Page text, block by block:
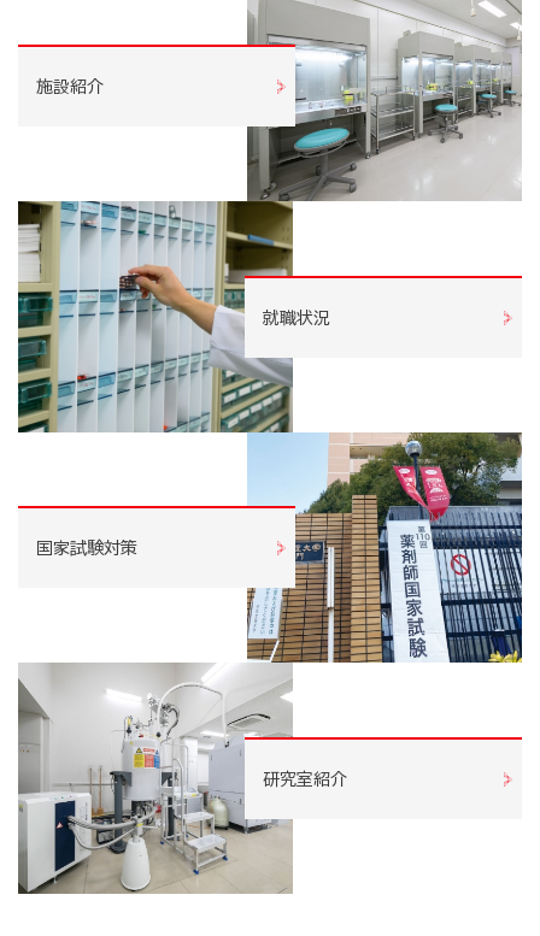
施設紹介
就職状況
国家試験対策
研究室紹介